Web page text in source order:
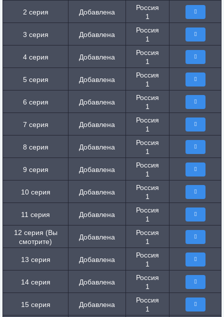
2 серия Добавлена
Россия
1
3 серия Добавлена
Россия
1
4 серия Добавлена
Россия
1
5 серия Добавлена
Россия
1
6 серия Добавлена
Россия
1
7 серия Добавлена
Россия
1
8 серия Добавлена
Россия
1
9 серия Добавлена
Россия
1
10 серия Добавлена
Россия
1
11 серия Добавлена
Россия
1
12 серия (Вы
смотрите)
Добавлена
Россия
1
13 серия Добавлена
Россия
1
14 серия Добавлена
Россия
1
15 серия Добавлена
Россия
1